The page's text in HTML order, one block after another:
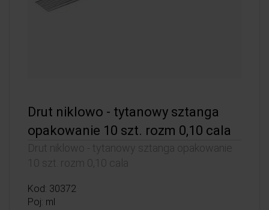
Drut niklowo - tytanowy sztanga
opakowanie 10 szt. rozm 0,10 cala
Drut niklowo - tytanowy sztanga opakowanie
10 szt. rozm 0,10 cala
Kod: 30372
Poj: ml